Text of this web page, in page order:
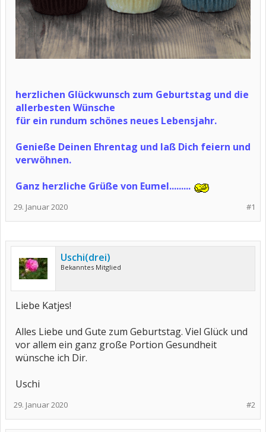
herzlichen Glückwunsch zum Geburtstag und die
allerbesten Wünsche
für ein rundum schönes neues Lebensjahr.
Genieße Deinen Ehrentag und laß Dich feiern und
verwöhnen.
Ganz herzliche Grüße von Eumel.........
#1
29. Januar 2020
Uschi(drei)
Bekanntes Mitglied
Liebe Katjes!
Alles Liebe und Gute zum Geburtstag. Viel Glück und
vor allem ein ganz große Portion Gesundheit
wünsche ich Dir.
Uschi
#2
29. Januar 2020